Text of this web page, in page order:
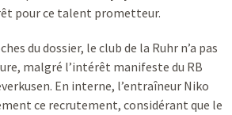
pour ce talent prometteur.
du dossier, le club de la Ruhr n’a pas
malgré l’intérêt manifeste du RB
En interne, l’entraîneur Niko
ce recrutement, considérant que le